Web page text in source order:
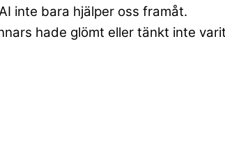
inte bara hjälper oss framåt.
hade glömt eller tänkt inte